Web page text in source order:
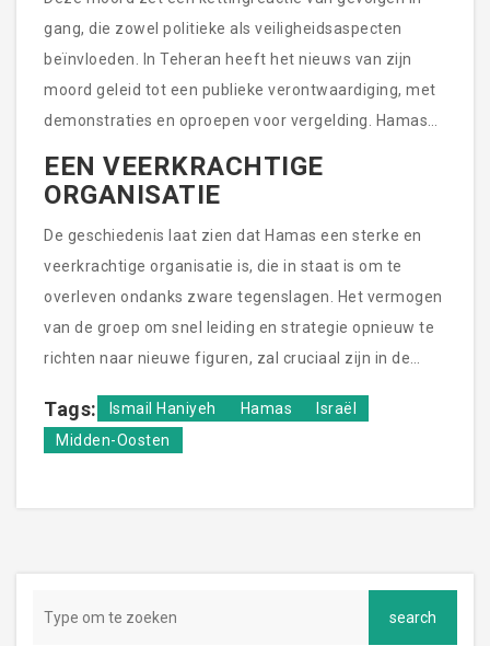
Oosten kan niet worden onderschat en Haniyeh
speelde een sleutelrol in deze dynamiek.
gang, die zowel politieke als veiligheidsaspecten
beïnvloeden. In Teheran heeft het nieuws van zijn
moord geleid tot een publieke verontwaardiging, met
demonstraties en oproepen voor vergelding. Hamas
met het evalueren van nieuwe strategieën en het
van een belangrijke figuur op te vangen.
EEN VEERKRACHTIGE
ORGANISATIE
De geschiedenis laat zien dat Hamas een sterke en
veerkrachtige organisatie is, die in staat is om te
overleven ondanks zware tegenslagen. Het vermogen
van de groep om snel leiding en strategie opnieuw te
richten naar nieuwe figuren, zal cruciaal zijn in de
significant, wordt gezien als een uitdaging die Hamas
waarschijnlijk zal overwinnen door middel van
Tags: Ismail Haniyeh Hamas
Israël
Midden-Oosten